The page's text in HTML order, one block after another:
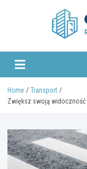
Home
Transport
Zwiększ swoją